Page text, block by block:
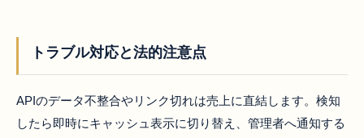
トラブル対応と法的注意点
APIのデータ不整合やリンク切れは売上に直結します。検知
したら即時にキャッシュ表示に切り替え、管理者へ通知する